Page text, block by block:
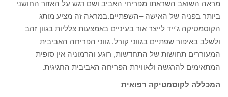
מראה השואב השראתו מפריחי האביב ושם דגש על האזור החושני
ביותר בפניה של האישה –השפתיים.במראה זה מציע מותג
הקוסמטיקה ג'ייד לייצר אור בעיניים באמצעות צלליות בגוון זהב
ולשלב באיפור שפתיים בגווני קורל. גווני הפריחה האביבית
המעוררים תחושות של התחדשות, רוגע והרמוניה אין סופית
המתאימים להרגשה ולאווירת הפריחה האביבית החגיגית.
המכללה לקוסמטיקה רפואית